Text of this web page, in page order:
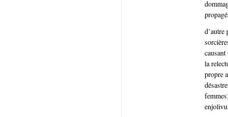
d’autre
la
propre